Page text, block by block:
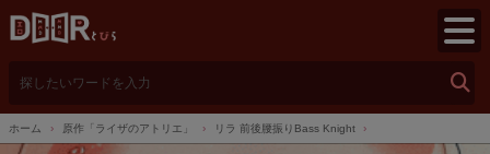
索
ホーム 原作「ライザのアトリエ」 リラ 前後腰振りBass Knight